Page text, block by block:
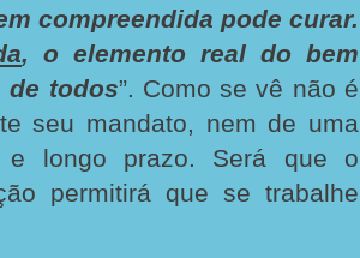
compreendida pode curar.
, o elemento real do bem
de todos”. Como se vê não é
seu mandato, nem de uma
e longo prazo. Será que o
permitirá que se trabalhe